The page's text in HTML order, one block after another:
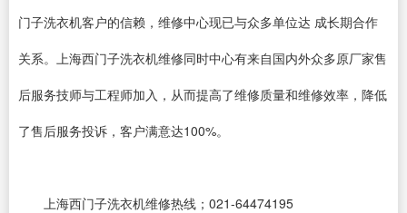
门子洗衣机客户的信赖，维修中心现已与众多单位达 成长期合作
关系。上海西门子洗衣机维修同时中心有来自国内外众多原厂家售
后服务技师与工程师加入，从而提高了维修质量和维修效率，降低
了售后服务投诉，客户满意达100%。
上海西门子洗衣机维修热线；021-64474195